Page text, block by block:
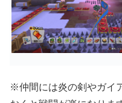
※仲間には炎の剣やガイ